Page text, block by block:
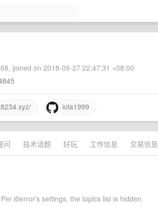
joined on 2018-09-27 22:47:31 +08:00
iola1999
问 技术话题 好玩 工作信息 交易信息
Per i0error's settings, the topics list is hidden